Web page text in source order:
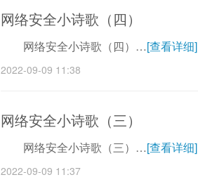
网络安全小诗歌（四）
网络安全小诗歌（四）…[查看详细]
2022-09-09 11:38
网络安全小诗歌（三）
网络安全小诗歌（三）…[查看详细]
2022-09-09 11:37